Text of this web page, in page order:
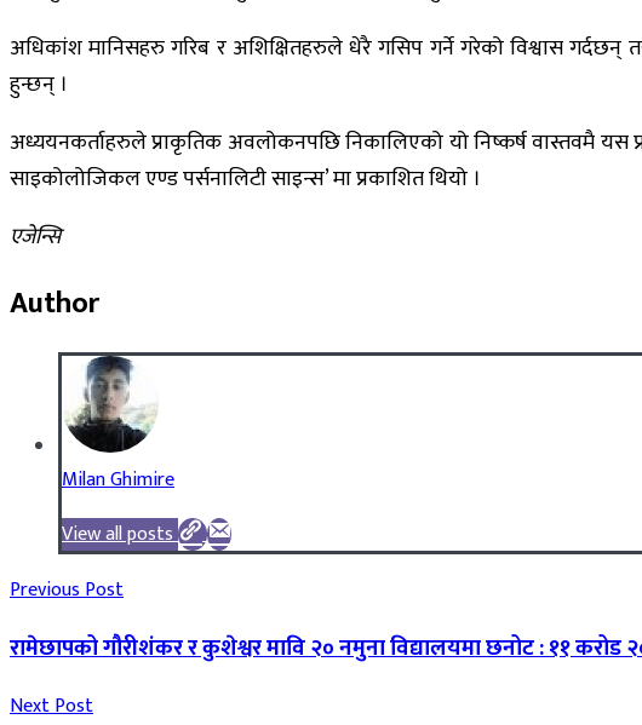
अधिकांश मानिसहरु गरिब र अशिक्षितहरुले धेरै गसिप गर्ने गरेको विश्वास
हुन्छन् ।
अध्ययनकर्ताहरुले प्राकृतिक अवलोकनपछि निकालिएको यो निष्कर्ष वास्तवमै यस
साइकोलोजिकल एण्ड पर्सनालिटी साइन्स’ मा प्रकाशित थियो ।
एजेन्सि
Author
Milan Ghimire
View all posts
Previous Post
रामेछापको गौरीशंकर र कुशेश्वर मावि २० नमुना विद्यालयमा छनोट : ११
Next Post